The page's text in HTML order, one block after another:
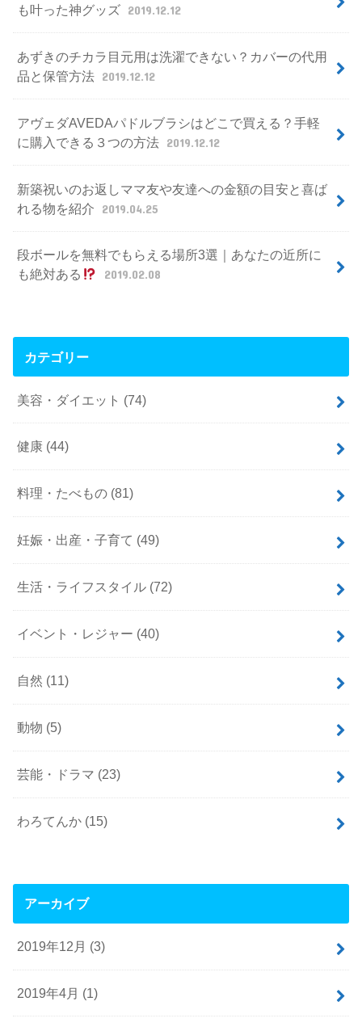
も叶った神グッズ 2019.12.12
あずきのチカラ目元用は洗濯できない？カバーの代用
品と保管方法 2019.12.12
アヴェダAVEDAパドルブラシはどこで買える？手軽
に購入できる３つの方法 2019.12.12
新築祝いのお返しママ友や友達への金額の目安と喜ば
れる物を紹介
2019.04.25
段ボールを無料でもらえる場所3選｜あなたの近所に
も絶対ある
2019.02.08
カテゴリー
美容・ダイエット (74)
健康 (44)
料理・たべもの (81)
妊娠・出産・子育て (49)
生活・ライフスタイル (72)
イベント・レジャー (40)
自然 (11)
動物 (5)
芸能・ドラマ (23)
わろてんか (15)
アーカイブ
2019年12月 (3)
2019年4月 (1)